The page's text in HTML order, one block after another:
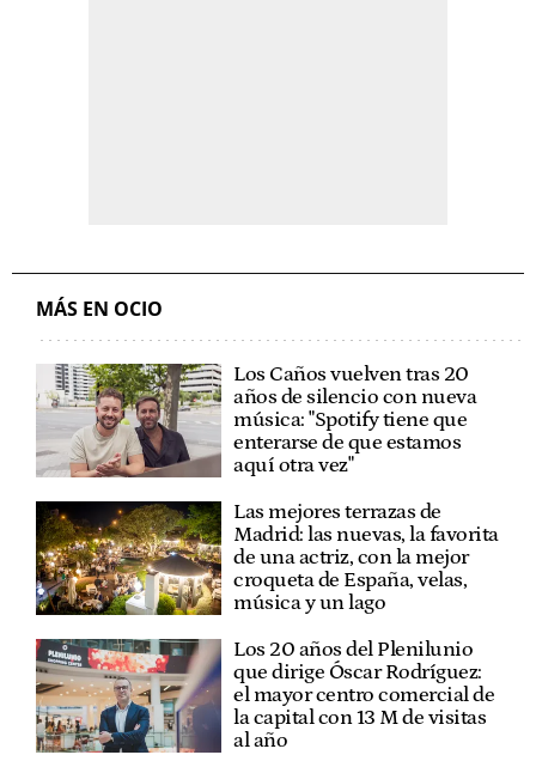
MÁS EN OCIO
Los Caños vuelven tras 20
años de silencio con nueva
música: "Spotify tiene que
enterarse de que estamos
aquí otra vez"
Las mejores terrazas de
Madrid: las nuevas, la favorita
de una actriz, con la mejor
croqueta de España, velas,
música y un lago
Los 20 años del Plenilunio
que dirige Óscar Rodríguez:
el mayor centro comercial de
la capital con 13 M de visitas
al año